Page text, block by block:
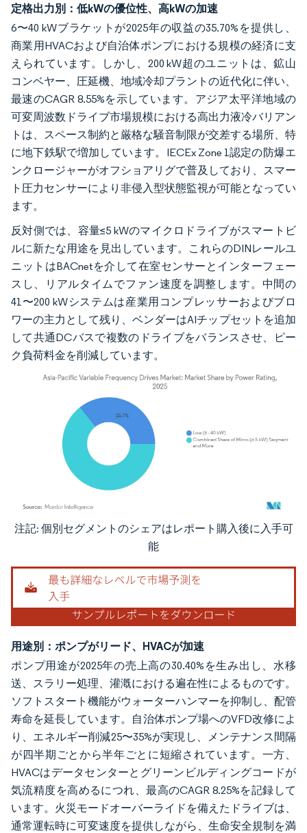
定格出力別：低kWの優位性、高kWの加速
6〜40 kWブラケットが2025年の収益の35.70%を提供し、
商業用HVACおよび自治体ポンプにおける規模の経済に支
えられています。しかし、200 kW超のユニットは、鉱山
コンベヤー、圧延機、地域冷却プラントの近代化に伴い、
最速のCAGR 8.55%を示しています。アジア太平洋地域の
可変周波数ドライブ市場規模における高出力液冷バリアン
トは、スペース制約と厳格な騒音制限が交差する場所、特
に地下鉄駅で増加しています。IECEx Zone 1認定の防爆エ
ンクロージャーがオフショアリグで普及しており、スマー
ト圧力センサーにより非侵入型状態監視が可能となってい
ます。
反対側では、容量≤5 kWのマイクロドライブがスマートビ
ルに新たな用途を見出しています。これらのDINレールユ
ニットはBACnetを介して在室センサーとインターフェー
スし、リアルタイムでファン速度を調整します。中間の
41〜200 kWシステムは産業用コンプレッサーおよびブロ
ワーの主力として残り、ベンダーはAIチップセットを追加
して共通DCバスで複数のドライブをバランスさせ、ピー
ク負荷料金を削減しています。
画像 © Mordor Intelligence。再利用にはCC BY 4.0の表示が必要です。
注記: 個別セグメントのシェアはレポート購入後に入手可
能
用途別：ポンプがリード、HVACが加速
ポンプ用途が2025年の売上高の30.40%を生み出し、水移
送、スラリー処理、灌漑における遍在性によるものです。
ソフトスタート機能がウォーターハンマーを抑制し、配管
寿命を延長しています。自治体ポンプ場へのVFD改修によ
り、エネルギー削減25〜35%が実現し、メンテナンス間隔
が四半期ごとから半年ごとに短縮されています。一方、
HVACはデータセンターとグリーンビルディングコードが
気流精度を高めるにつれ、最高のCAGR 8.25%を記録して
います。火災モードオーバーライドを備えたドライブは、
通常運転時に可変速度を提供しながら、生命安全規制を満